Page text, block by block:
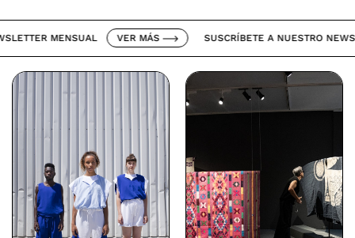
MENSUAL VER MÁS SUSCRÍBETE A NUESTRO